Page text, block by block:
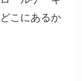
こにあるか